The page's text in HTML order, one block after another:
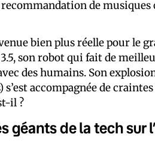
de musiques
bien plus réelle pour le
son robot qui fait de
des humains. Son
s’est accompagnée de
il ?
géants de la tech sur